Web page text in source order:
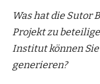
Was hat die Sutor
Projekt zu
Institut können
generieren?